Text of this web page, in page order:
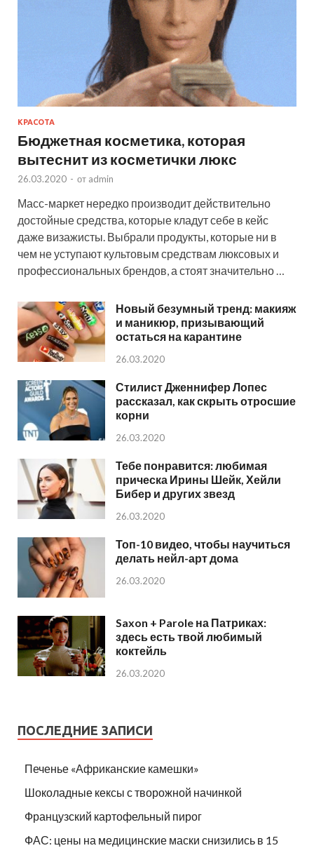
КРАСОТА
Бюджетная косметика, которая
вытеснит из косметички люкс
26.03.2020 - от admin
Масс-маркет нередко производит действительно
достойные средства, которые кладут себе в кейс
даже визажисты. Выбрали продукты, которые ни в
чем не уступают культовым средствам люксовых и
профессиональных брендов, а стоят значительно …
Новый безумный тренд: макияж
и маникюр, призывающий
остаться на карантине
26.03.2020
Стилист Дженнифер Лопес
рассказал, как скрыть отросшие
корни
26.03.2020
Тебе понравится: любимая
прическа Ирины Шейк, Хейли
Бибер и других звезд
26.03.2020
Топ-10 видео, чтобы научиться
делать нейл-арт дома
26.03.2020
Saxon + Parole на Патриках:
здесь есть твой любимый
коктейль
26.03.2020
ПОСЛЕДНИЕ ЗАПИСИ
Печенье «Африканские камешки»
Шоколадные кексы с творожной начинкой
Французский картофельный пирог
ФАС: цены на медицинские маски снизились в 15